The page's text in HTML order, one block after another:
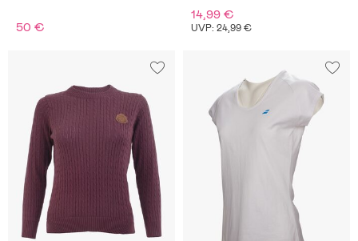
50 €
14,99 €
UVP: 24,99 €